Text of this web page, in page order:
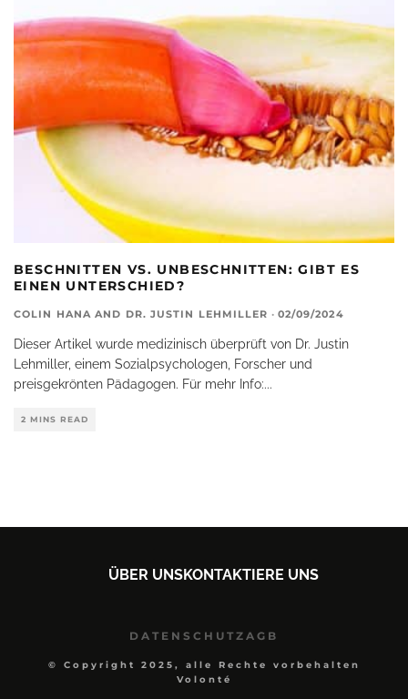
BESCHNITTEN VS. UNBESCHNITTEN: GIBT ES
EINEN UNTERSCHIED?
COLIN HANA AND DR. JUSTIN LEHMILLER · 02/09/2024
Dieser Artikel wurde medizinisch überprüft von Dr. Justin
Lehmiller, einem Sozialpsychologen, Forscher und
preisgekrönten Pädagogen. Für mehr Info:...
2 MINS READ
ÜBER UNSKONTAKTIERE UNS
DATENSCHUTZ AGB
© Copyright 2025, alle Rechte vorbehalten
Volonté